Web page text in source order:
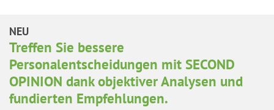
NEU
Treffen Sie bessere
Personalentscheidungen mit SECOND
OPINION dank objektiver Analysen und
fundierten Empfehlungen.